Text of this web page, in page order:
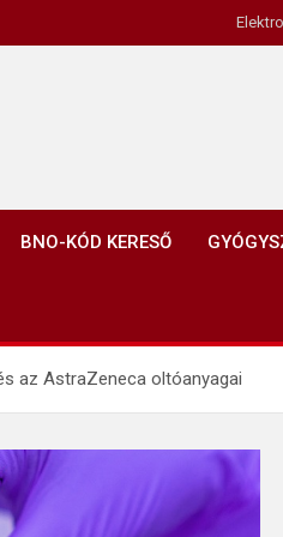
BNO-KÓD KERESŐ
az AstraZeneca oltóanyagai